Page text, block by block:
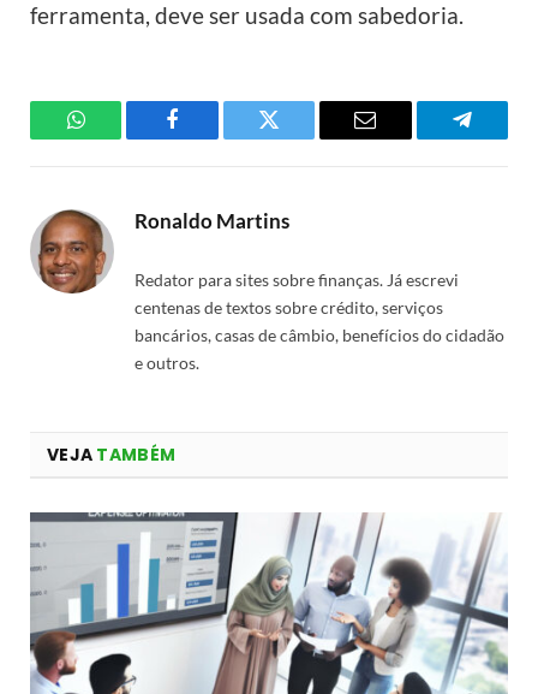
ferramenta, deve ser usada com sabedoria.
WhatsAppFacebook Twitter Email
Ronaldo Martins
Redator para sites sobre finanças. Já escrevi
centenas de textos sobre crédito, serviços
bancários, casas de câmbio, benefícios do cidadão
e outros.
VEJA TAMBÉM